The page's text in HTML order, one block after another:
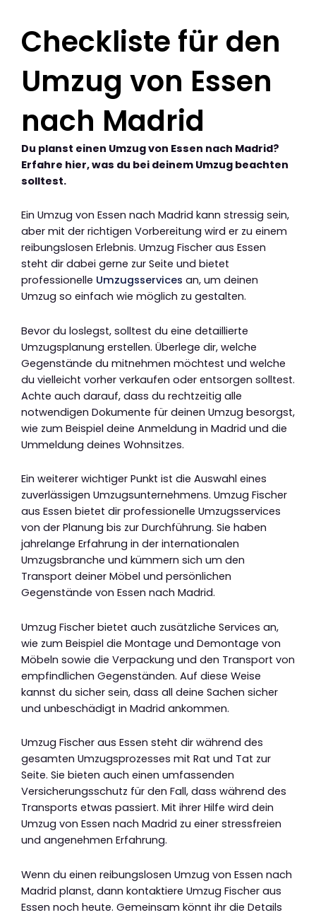
Checkliste für den
Umzug von Essen
nach Madrid
Du planst einen Umzug von Essen nach Madrid?
Erfahre hier, was du bei deinem Umzug beachten
solltest.
Ein Umzug von Essen nach Madrid kann stressig sein,
aber mit der richtigen Vorbereitung wird er zu einem
reibungslosen Erlebnis. Umzug Fischer aus Essen
steht dir dabei gerne zur Seite und bietet
professionelle Umzugsservices an, um deinen
Umzug so einfach wie möglich zu gestalten.
Bevor du loslegst, solltest du eine detaillierte
Umzugsplanung erstellen. Überlege dir, welche
Gegenstände du mitnehmen möchtest und welche
du vielleicht vorher verkaufen oder entsorgen solltest.
Achte auch darauf, dass du rechtzeitig alle
notwendigen Dokumente für deinen Umzug besorgst,
wie zum Beispiel deine Anmeldung in Madrid und die
Ummeldung deines Wohnsitzes.
Ein weiterer wichtiger Punkt ist die Auswahl eines
zuverlässigen Umzugsunternehmens. Umzug Fischer
aus Essen bietet dir professionelle Umzugsservices
von der Planung bis zur Durchführung. Sie haben
jahrelange Erfahrung in der internationalen
Umzugsbranche und kümmern sich um den
Transport deiner Möbel und persönlichen
Gegenstände von Essen nach Madrid.
Umzug Fischer bietet auch zusätzliche Services an,
wie zum Beispiel die Montage und Demontage von
Möbeln sowie die Verpackung und den Transport von
empfindlichen Gegenständen. Auf diese Weise
kannst du sicher sein, dass all deine Sachen sicher
und unbeschädigt in Madrid ankommen.
Umzug Fischer aus Essen steht dir während des
gesamten Umzugsprozesses mit Rat und Tat zur
Seite. Sie bieten auch einen umfassenden
Versicherungsschutz für den Fall, dass während des
Transports etwas passiert. Mit ihrer Hilfe wird dein
Umzug von Essen nach Madrid zu einer stressfreien
und angenehmen Erfahrung.
Wenn du einen reibungslosen Umzug von Essen nach
Madrid planst, dann kontaktiere Umzug Fischer aus
Essen noch heute. Gemeinsam könnt ihr die Details